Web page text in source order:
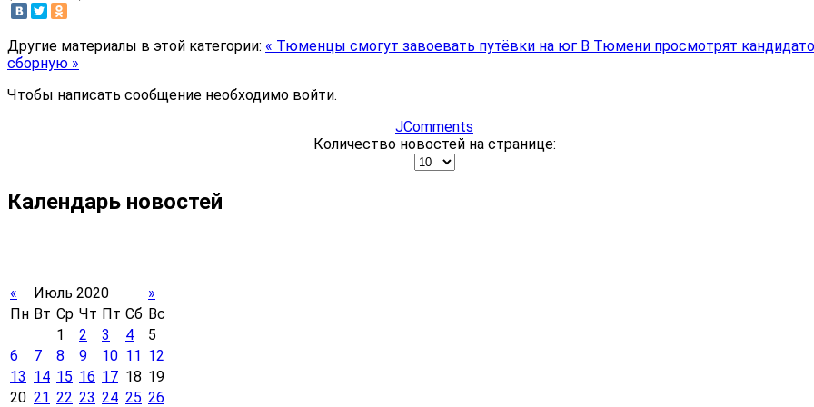
Другие материалы в этой категории: « Тюменцы смогут завоевать путёвки на юг В Тюмени просмотрят
сборную »
Чтобы написать сообщение необходимо войти.
JComments
Количество новостей на странице:
Календарь новостей
« Июль 2020
»
Пн Вт Ср Чт Пт Сб Вс
1
2 3 4
5
6
7 8 9 10 11 12
13 14 15 16 17 18 19
20 21 22 23 24 25 26